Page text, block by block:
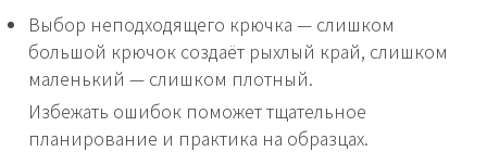
Выбор неподходящего крючка — слишком
большой крючок создаёт рыхлый край, слишком
маленький — слишком плотный.
Избежать ошибок поможет тщательное
планирование и практика на образцах.